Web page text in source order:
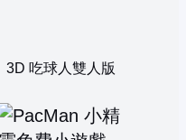
3D 吃球人雙人版